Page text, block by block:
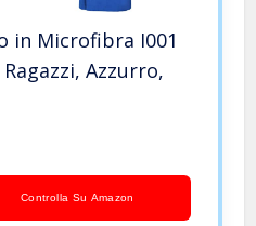
in Microfibra I001
Azzurro,
Controlla Su Amazon